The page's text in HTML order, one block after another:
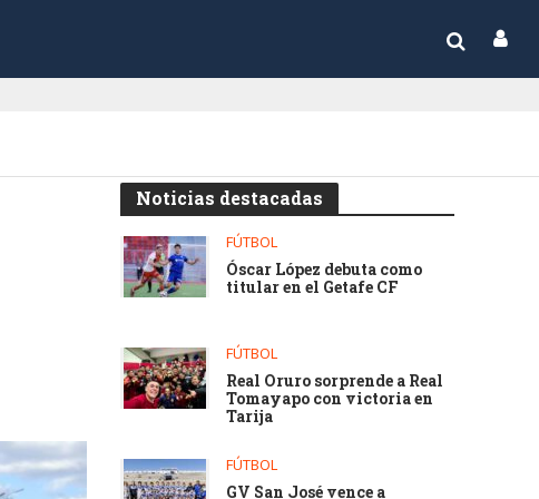
Noticias destacadas
FÚTBOL
Óscar López debuta como
titular en el Getafe CF
FÚTBOL
Real Oruro sorprende a Real
Tomayapo con victoria en
Tarija
FÚTBOL
GV San José vence a